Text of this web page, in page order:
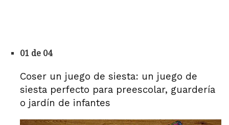
01 de 04
Coser un juego de siesta: un juego de
siesta perfecto para preescolar, guardería
o jardín de infantes